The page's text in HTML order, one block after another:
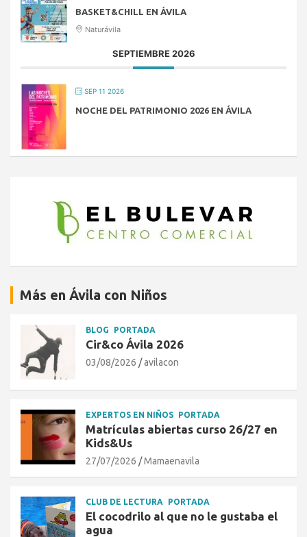
BASKET&CHILL EN ÁVILA
Naturávila
SEPTIEMBRE 2026
SEP 11 2026
NOCHE DEL PATRIMONIO 2026 EN ÁVILA
Más en Ávila con Niños
BLOG PORTADA
Cir&co Ávila 2026
03/08/2026 avilacon
EXPERTOS EN NIÑOS PORTADA
Matrículas abiertas curso 26/27 en
Kids&Us
27/07/2026 Mamaenavila
CLUB DE LECTURA PORTADA
El cocodrilo al que no le gustaba el
agua